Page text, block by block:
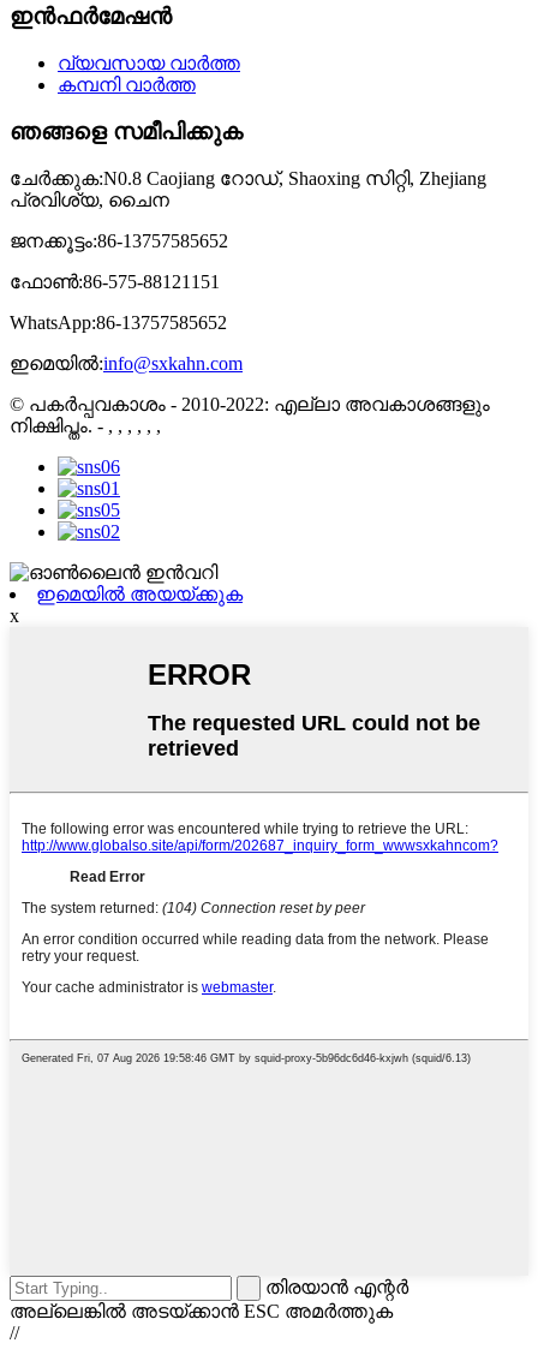
ഇൻഫർമേഷൻ
വ്യവസായ വാർത്ത
കമ്പനി വാർത്ത
ഞങ്ങളെ സമീപിക്കുക
ചേർക്കുക:N0.8 Caojiang റോഡ്, Shaoxing സിറ്റി, Zhejiang
പ്രവിശ്യ, ചൈന
ജനക്കൂട്ടം:86-13757585652
ഫോൺ:86-575-88121151
WhatsApp:86-13757585652
ഇമെയിൽ:info@sxkahn.com
© പകർപ്പവകാശം - 2010-2022: എല്ലാ അവകാശങ്ങളും
നിക്ഷിപ്തം. - , , , , , ,
ഇമെയിൽ അയയ്ക്കുക
x
തിരയാൻ എന്റർ
അല്ലെങ്കിൽ അടയ്ക്കാൻ ESC അമർത്തുക
//